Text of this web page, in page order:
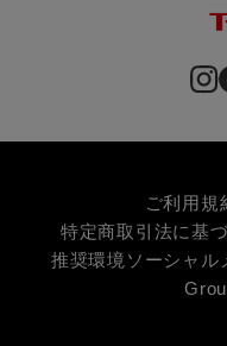
ご利用規
特定商取引法に基
推奨環境 ソーシャル